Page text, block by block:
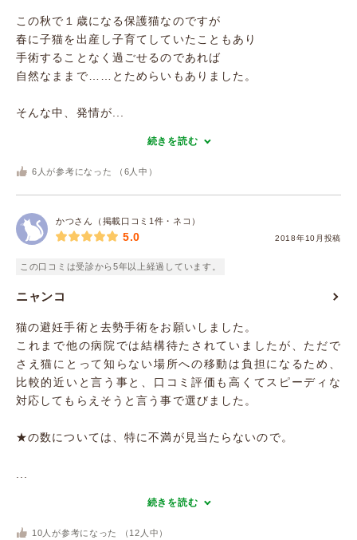
この秋で１歳になる保護猫なのですが
春に子猫を出産し子育てしていたこともあり
手術することなく過ごせるのであれば
自然なままで……とためらいもありました。
そんな中、発情が...
続きを読む
6 人が参考になった （ 6 人中）
かつさん（掲載口コミ1件・ネコ）
2018年10月投稿
5.0
この口コミは受診から5年以上経過しています。
ニャンコ
猫の避妊手術と去勢手術をお願いしました。
これまで他の病院では結構待たされていましたが、ただで
さえ猫にとって知らない場所への移動は負担になるため、
比較的近いと言う事と、口コミ評価も高くてスピーディな
対応してもらえそうと言う事で選びました。
★の数については、特に不満が見当たらないので。
続きを読む
10 人が参考になった （ 12 人中）